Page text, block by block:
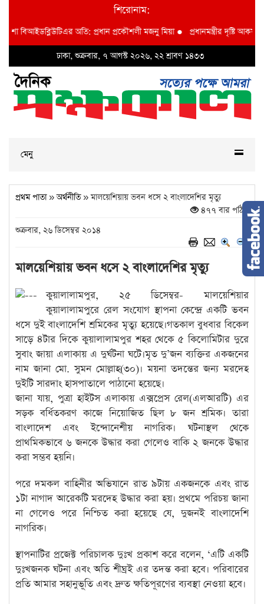
শিরোনাম:
বিআইডব্লিউটিএর অতি: প্রধান প্রকৌশলী মজনু মিয়া●প্রধানমন্ত্রীর দৃষ্টি আকর্ষণ
ঢাকা, শুক্রবার, ৭ আগস্ট ২০২৬, ২২ শ্রাবণ ১৪৩৩
মেনু
প্রথম পাতা»অর্থনীতি» মালয়েশিয়ায় ভবন ধসে ২ বাংলাদেশির মৃত্যু
৪৭৭ বার পঠিত
শুক্রবার, ২৬ ডিসেম্বর ২০১৪
মালয়েশিয়ায় ভবন ধসে ২ বাংলাদেশির মৃত্যু
কুয়ালালামপুর, ২৫ ডিসেম্বর- মালয়েশিয়ার
কুয়ালালামপুরে রেল সংযোগ স্থাপনা কেন্দ্রে একটি ভবন
ধসে দুই বাংলাদেশি শ্রমিকের মৃত্যু হয়েছে।গতকাল বুধবার বিকেল
সাড়ে ৪টার দিকে কুয়ালালামপুর শহর থেকে ৫ কিলোমিটার দুরে
সুবাং জায়া এলাকায় এ দুর্ঘটনা ঘটে।মৃত দু’জন ব্যক্তির একজনের
নাম জানা মো. সুমন মোল্লাহ(৩০)। ময়না তদন্তের জন্য মরদেহ
দুইটি সারদাং হাসপাতালে পাঠানো হয়েছে।
জানা যায়, পুত্রা হাইটস এলাকায় এক্সপ্রেস রেল(এলআরটি) এর
সড়ক বর্ধিতকরণ কাজে নিয়োজিত ছিল ৮ জন শ্রমিক। তারা
বাংলাদেশ এবং ইন্দোনেশীয় নাগরিক। ঘটনাস্থল থেকে
প্রাথমিকভাবে ৬ জনকে উদ্ধার করা গেলেও বাকি ২ জনকে উদ্ধার
করা সম্ভব হয়নি।
পরে দমকল বাহিনীর অভিযানে রাত ৯টায় একজনকে এবং রাত
১টা নাগাদ আরেকটি মরদেহ উদ্ধার করা হয়। প্রথমে পরিচয় জানা
না গেলেও পরে নিশ্চিত করা হয়েছে যে, দুজনই বাংলাদেশি
নাগরিক।
স্থাপনাটির প্রজেক্ট পরিচালক দুঃখ প্রকাশ করে বলেন, ‘এটি একটি
দুঃখজনক ঘটনা এবং অতি শীঘ্রই এর তদন্ত করা হবে। পরিবারের
প্রতি আমার সহানুভূতি এবং দ্রুত ক্ষতিপূরণের ব্যবস্থা নেওয়া হবে।